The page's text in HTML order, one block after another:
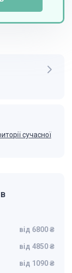
сучасної
від 6800 ₴
від 4850 ₴
від 1090 ₴